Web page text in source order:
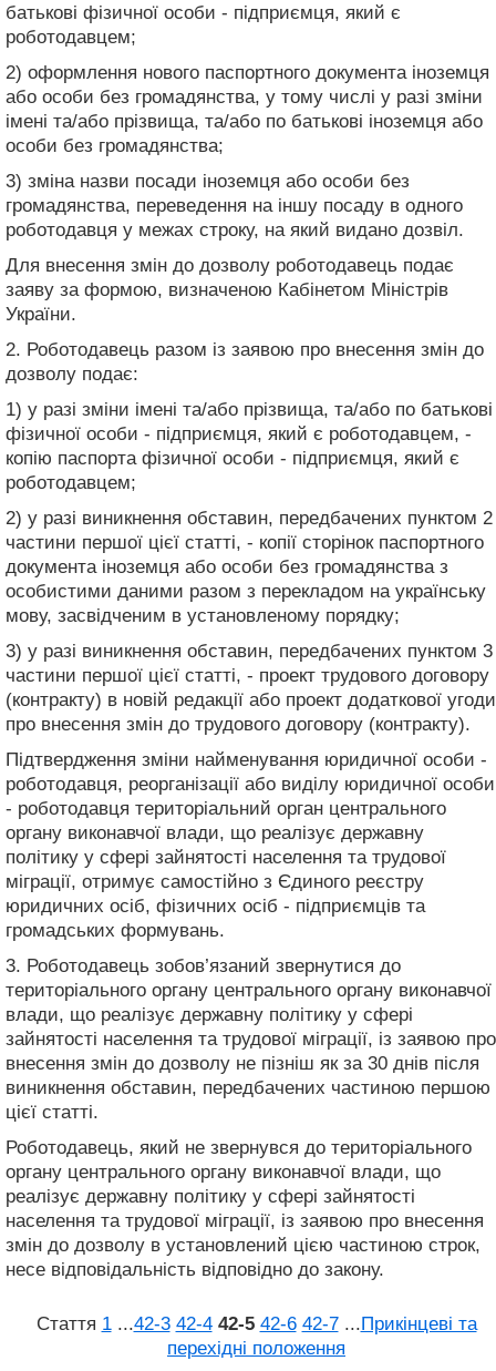
батькові фізичної особи - підприємця, який є
роботодавцем;
2) оформлення нового паспортного документа іноземця
або особи без громадянства, у тому числі у разі зміни
імені та/або прізвища, та/або по батькові іноземця або
особи без громадянства;
3) зміна назви посади іноземця або особи без
громадянства, переведення на іншу посаду в одного
роботодавця у межах строку, на який видано дозвіл.
Для внесення змін до дозволу роботодавець подає
заяву за формою, визначеною Кабінетом Міністрів
України.
2. Роботодавець разом із заявою про внесення змін до
дозволу подає:
1) у разі зміни імені та/або прізвища, та/або по батькові
фізичної особи - підприємця, який є роботодавцем, -
копію паспорта фізичної особи - підприємця, який є
роботодавцем;
2) у разі виникнення обставин, передбачених пунктом 2
частини першої цієї статті, - копії сторінок паспортного
документа іноземця або особи без громадянства з
особистими даними разом з перекладом на українську
мову, засвідченим в установленому порядку;
3) у разі виникнення обставин, передбачених пунктом 3
частини першої цієї статті, - проект трудового договору
(контракту) в новій редакції або проект додаткової угоди
про внесення змін до трудового договору (контракту).
Підтвердження зміни найменування юридичної особи -
роботодавця, реорганізації або виділу юридичної особи
- роботодавця територіальний орган центрального
органу виконавчої влади, що реалізує державну
політику у сфері зайнятості населення та трудової
міграції, отримує самостійно з Єдиного реєстру
юридичних осіб, фізичних осіб - підприємців та
громадських формувань.
3. Роботодавець зобов’язаний звернутися до
територіального органу центрального органу виконавчої
влади, що реалізує державну політику у сфері
зайнятості населення та трудової міграції, із заявою про
внесення змін до дозволу не пізніш як за 30 днів після
виникнення обставин, передбачених частиною першою
цієї статті.
Роботодавець, який не звернувся до територіального
органу центрального органу виконавчої влади, що
реалізує державну політику у сфері зайнятості
населення та трудової міграції, із заявою про внесення
змін до дозволу в установлений цією частиною строк,
несе відповідальність відповідно до закону.
Стаття 1 ...42‑3 42‑4 42‑5 42‑6 42‑7 ...Прикінцеві та
перехідні положення